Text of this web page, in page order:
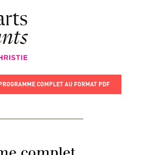
COMPLET AU FORMAT PDF